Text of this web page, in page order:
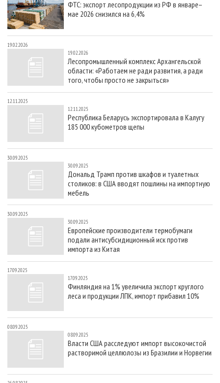
СУШКА ДРЕВЕСИНЫ
ПРОИЗВОДСТВО ДРЕВЕСНЫХ ПЛИТ
ДЕРЕВЯННОЕ ДОМОСТРОЕНИЕ
ПРОИЗВОДСТВО МЕБЕЛИ
БИОЭНЕРГЕТИКА
ЦБП
ИНСТРУМЕНТ И МАТЕРИАЛЫ
ПЕРСОНЫ
МОБИЛЬНЫЕ ВЫСТАВКИ
ПРИОРИТЕТНЫЕ ИНВЕСТПРОЕКТЫ
RUSSIAN FORESTRY REVIEW
ГАЗЕТА ЛЕСПРОМФОРУМ
БИБЛИОТЕКА СПЕЦИАЛИСТА
КОНТАКТЫ
РЕКЛАМА
РЕКЛАМА НА САЙТЕ
ФТС: экспорт лесопродукции из РФ в январе–
мае 2026 снизился на 6,4%
19.02.2026
19.02.2026
Лесопромышленный комплекс Архангельской
области: «Работаем не ради развития, а ради
того, чтобы просто не закрыться»
12.11.2025
12.11.2025
Республика Беларусь экспортировала в Калугу
185 000 кубометров щепы
30.09.2025
30.09.2025
Дональд Трамп против шкафов и туалетных
столиков: в США вводят пошлины на импортную
мебель
30.09.2025
30.09.2025
Европейские производители термобумаги
подали антисубсидиционный иск против
импорта из Китая
17.09.2025
17.09.2025
Финляндия на 1% увеличила экспорт круглого
леса и продукции ЛПК, импорт прибавил 10%
08.09.2025
08.09.2025
Власти США расследуют импорт высокочистой
растворимой целлюлозы из Бразилии и Норвегии